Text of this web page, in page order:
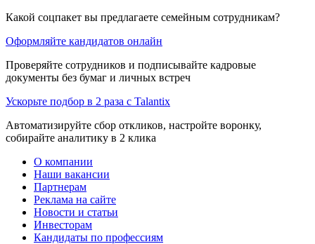
Какой соцпакет вы предлагаете семейным сотрудникам?
Оформляйте кандидатов онлайн
Проверяйте сотрудников и подписывайте кадровые
документы без бумаг и личных встреч
Ускорьте подбор в 2 раза с Talantix
Автоматизируйте сбор откликов, настройте воронку,
собирайте аналитику в 2 клика
О компании
Наши вакансии
Партнерам
Реклама на сайте
Новости и статьи
Инвесторам
Кандидаты по профессиям